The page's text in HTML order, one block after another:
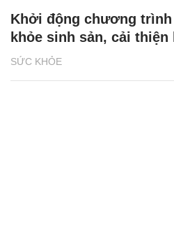
SỨC KHỎE
Khởi động chương
khỏe sinh sản, cải thiện